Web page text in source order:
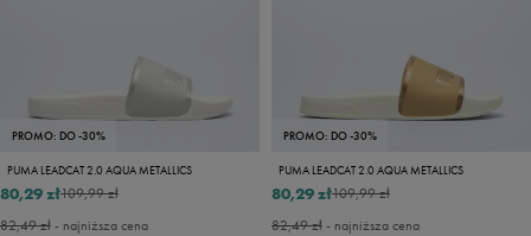
PROMO: DO -30%
PUMA LEADCAT 2.0 AQUA METALLICS
109,99 zł
80,29 zł
82,49 zł- najniższa cena
PROMO: DO -30%
PUMA LEADCAT 2.0 AQUA METALLICS
109,99 zł
80,29 zł
82,49 zł- najniższa cena